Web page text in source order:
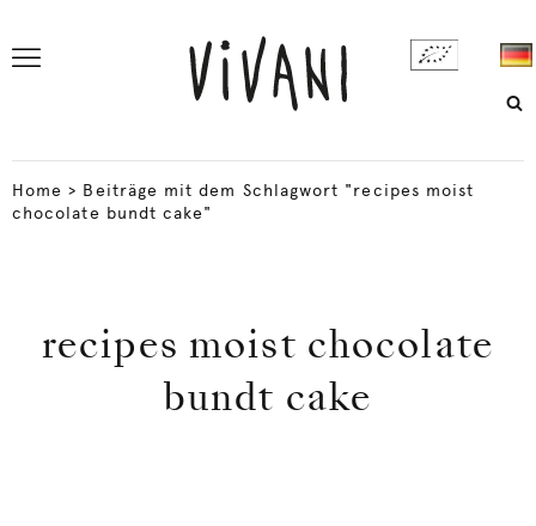
Home > Beiträge mit dem Schlagwort "recipes moist
chocolate bundt cake"
recipes moist chocolate
bundt cake